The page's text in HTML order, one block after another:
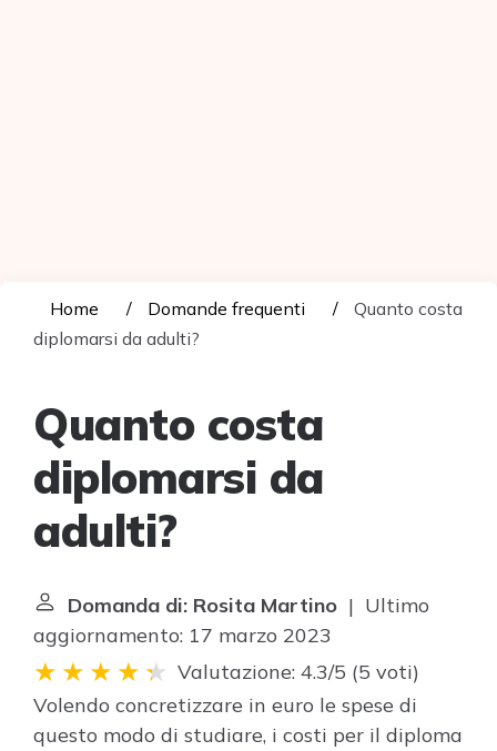
Home Domande frequenti
Quanto costa
diplomarsi da adulti?
Quanto costa
diplomarsi da
adulti?
Domanda di: Rosita Martino | Ultimo
aggiornamento: 17 marzo 2023
Valutazione: 4.3/5 (5 voti)
Volendo concretizzare in euro le spese di
questo modo di studiare, i costi per il diploma